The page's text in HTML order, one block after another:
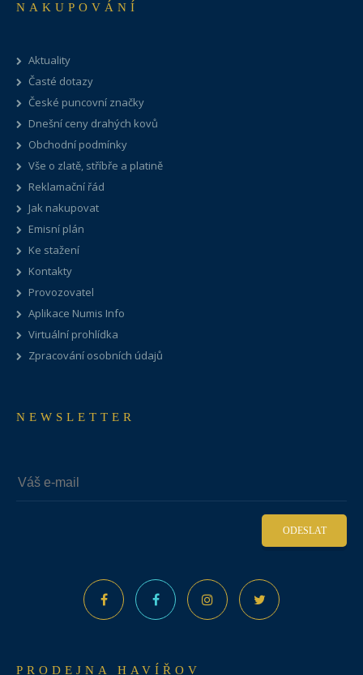
NAKUPOVÁNÍ
Aktuality
Časté dotazy
České puncovní značky
Dnešní ceny drahých kovů
Obchodní podmínky
Vše o zlatě, stříbře a platině
Reklamační řád
Jak nakupovat
Emisní plán
Ke stažení
Kontakty
Provozovatel
Aplikace Numis Info
Virtuální prohlídka
Zpracování osobních údajů
NEWSLETTER
ODESLAT
PRODEJNA HAVÍŘOV